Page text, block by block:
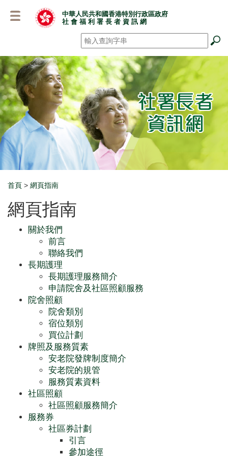
容
中華人民共和國香港特別行政區政府
社 會 福 利 署 長 者 資 訊 網
搜尋 *
Breadcrumb
首頁 > 網頁指南
網頁指南
關於我們
前言
聯絡我們
長期護理
長期護理服務簡介
申請院舍及社區照顧服務
院舍照顧
院舍類別
宿位類別
買位計劃
牌照及服務質素
安老院發牌制度簡介
安老院的規管
服務質素資料
社區照顧
社區照顧服務簡介
服務券
社區券計劃
引言
參加途徑